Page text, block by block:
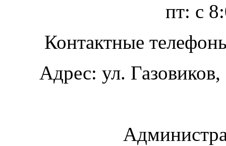
пт: с 8:00
Контактные
Адрес: ул. Газовиков,